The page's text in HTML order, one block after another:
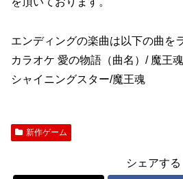
エンディングの楽曲は以下の曲を
カラオケ 愛の物語（曲名）/ 魔王
シャイニングスター/魔王魂
新作ゲーム
シェアする